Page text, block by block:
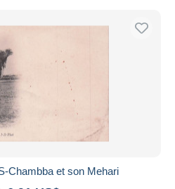
Chambba et son Mehari